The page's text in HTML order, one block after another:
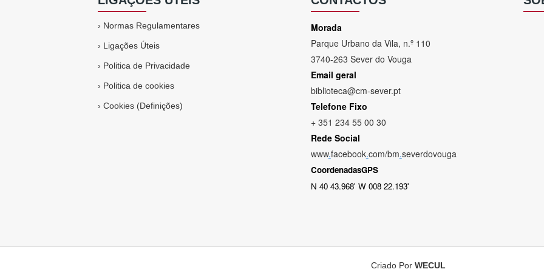
› Normas Regulamentares
› Ligações Úteis
› Politica de Privacidade
› Politica de cookies
›Cookies (Definições)
Morada
Parque Urbano da Vila, n.º 110
3740-263 Sever do Vouga
Email geral
biblioteca@cm-sever.pt
Telefone Fixo
+ 351 234 55 00 30
Rede Social
www.facebook.com/bm.severdovouga
CoordenadasGPS
N 40 43.968' W 008 22.193'
Criado Por WECUL